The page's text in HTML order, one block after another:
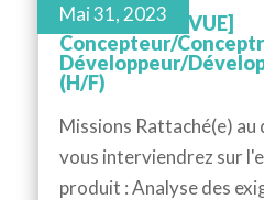
[OFFRE POURVUE]
Concepteur/
Développeur/
(H/F)
Mai 31, 2023
Missions Rattaché(e)
vous interviendrez sur
produit : Analyse des